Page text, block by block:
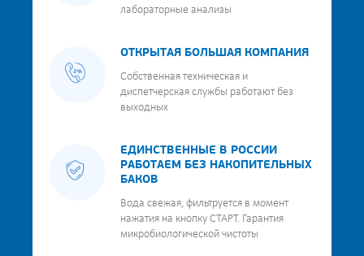
лабораторные анализы
ОТКРЫТАЯ БОЛЬШАЯ КОМПАНИЯ
Собственная техническая и
диспетчерская службы работают без
выходных
ЕДИНСТВЕННЫЕ В РОССИИ
РАБОТАЕМ БЕЗ НАКОПИТЕЛЬНЫХ
БАКОВ
Вода свежая, фильтруется в момент
нажатия на кнопку СТАРТ. Гарантия
микробиологической чистоты